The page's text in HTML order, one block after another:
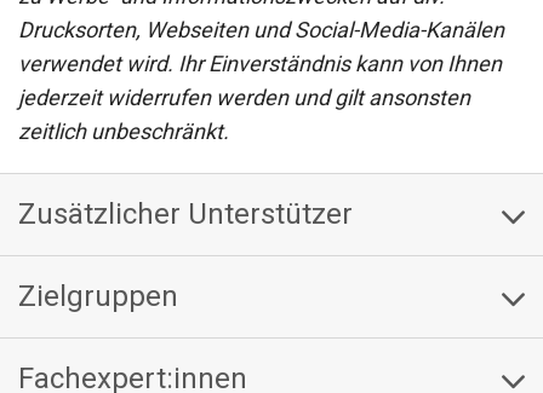
Drucksorten, Webseiten und Social-Media-Kanälen
verwendet wird. Ihr Einverständnis kann von Ihnen
jederzeit widerrufen werden und gilt ansonsten
zeitlich unbeschränkt.
Zusätzlicher Unterstützer
Zielgruppen
Fachexpert:innen